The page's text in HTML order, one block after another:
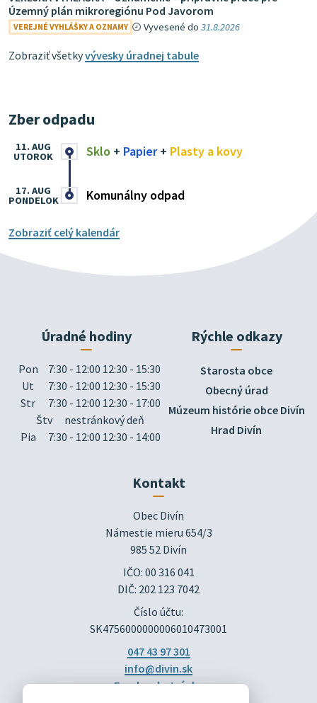
Územný plán mikroregiónu Pod Javorom
VEREJNÉ VYHLÁŠKY A OZNAMY Vyvesené do31.8.2026
Zobraziť všetkyvývesky úradnej tabule
Zber odpadu
Sklo + Papier+ Plasty a kovy
11. AUG
UTOROK
Komunálny odpad
17. AUG
PONDELOK
Zobraziť celý kalendár
Úradné hodiny
Pon
7:30 - 12:00 12:30 - 15:30
Ut
7:30 - 12:00 12:30 - 15:30
Str
7:30 - 12:00 12:30 - 17:00
Štv
nestránkový deň
Pia
7:30 - 12:00 12:30 - 14:00
Rýchle odkazy
Starosta obce
Obecný úrad
Múzeum histórie obce Divín
Hrad Divín
Kontakt
Obec Divín
Námestie mieru 654/3
985 52 Divín
IČO: 00 316 041
DIČ: 202 123 7042
Číslo účtu:
SK4756000000006010473001
047 43 97 301
info@divin.sk
Facebook stránka